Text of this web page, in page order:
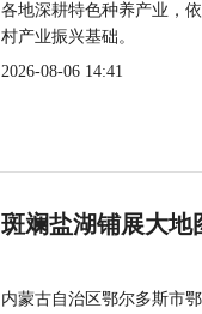
各地深耕特色种养产业，
村产业振兴基础。
2026-08-06 14:41
斑斓盐湖铺展大地
内蒙古自治区鄂尔多斯市